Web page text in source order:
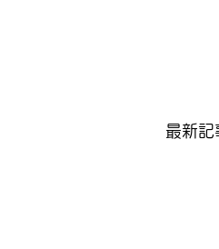
最新記